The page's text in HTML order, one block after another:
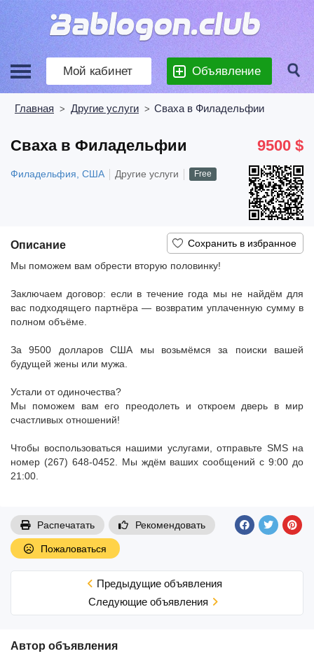
Мой кабинет Объявление
Главная > Другие услуги > Сваха в Филадельфии
9500 $
Сваха в Филадельфии
Филадельфия, США Другие услуги Free
Описание
Мы поможем вам обрести вторую половинку!
Заключаем договор: если в течение года мы не найдём для
вас подходящего партнёра — возвратим уплаченную сумму в
полном объёме.
За 9500 долларов США мы возьмёмся за поиски вашей
будущей жены или мужа.
Устали от одиночества?
Мы поможем вам его преодолеть и откроем дверь в мир
счастливых отношений!
Чтобы воспользоваться нашими услугами, отправьте SMS на
номер (267) 648-0452. Мы ждём ваших сообщений с 9:00 до
21:00.
Распечатать Рекомендовать
Пожаловаться
Предыдущие объявления
Cледующие объявления
Автор объявления